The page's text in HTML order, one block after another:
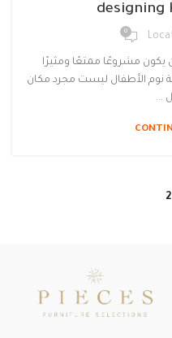
designing
0
يكون مشروعًا ممتعًا ومثيرًا
نوم الأطفال ليست مجرد مكان
...
2